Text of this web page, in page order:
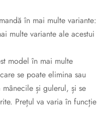
în mai multe variante:
multe variante ale acestui
model în mai multe
se poate elimina sau
și gulerul, și se
Prețul va varia în funcție